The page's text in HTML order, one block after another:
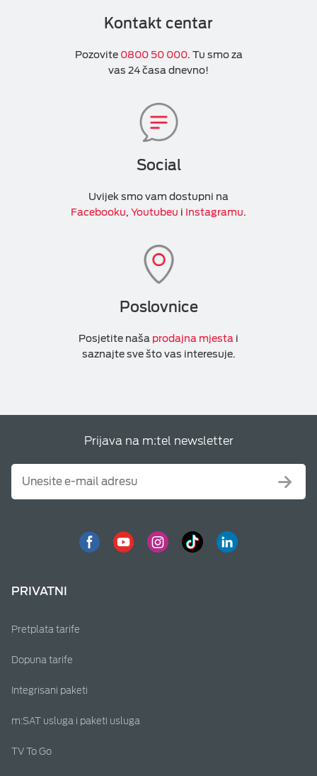
Kontakt centar
Pozovite 0800 50 000. Tu smo za
vas 24 časa dnevno!
Social
Uvijek smo vam dostupni na
Facebooku, Youtubeu i Instagramu.
Poslovnice
Posjetite naša prodajna mjesta i
saznajte sve što vas interesuje.
Prijava na m:tel newsletter
PRIVATNI
Pretplata tarife
Dopuna tarife
Integrisani paketi
m:SAT usluga i paketi usluga
TV To Go